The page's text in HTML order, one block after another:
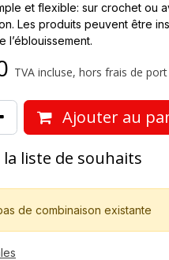
et flexible: sur crochet ou
Les produits peuvent être
l’éblouissement.
TVA incluse, hors frais de port
Ajouter au
liste de souhaits
de combinaison existante